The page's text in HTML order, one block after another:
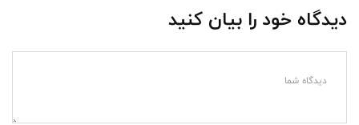
دیدگاه خود را بیان کنید